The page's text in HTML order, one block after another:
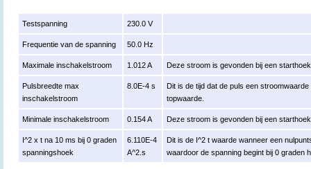
Testspanning 230.0 V
Frequentie van de spanning 50.0 Hz
Maximale inschakelstroom 1.012 A Deze stroom is gevonden bij een
Pulsbreedte max
inschakelstroom
8.0E-4 s
Dit is de tijd dat de puls een
topwaarde.
Minimale inschakelstroom 0.154 A Deze stroom is gevonden bij een
I^2 x t na 10 ms bij 0 graden
spanningshoek
6.110E-4
A^2.s
Dit is de I^2 t waarde wanneer een
waardoor de spanning begint bij 0 graden